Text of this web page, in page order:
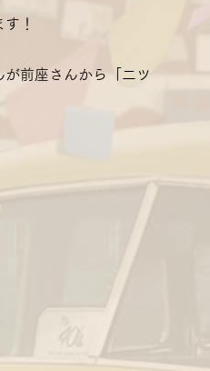
！
前座さんから「二ツ